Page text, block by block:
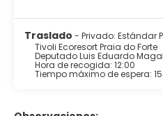
Traslado - Privado: Estándar
Tivoli Ecoresort Praia do Forte
Deputado Luis Eduardo
Hora de recogida: 12:00
Tiempo máximo de espera: